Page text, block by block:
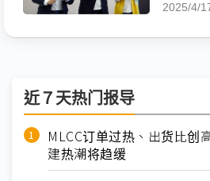
2025/4/
近７天热门报导
MLCC订单过热、出货比
建热潮将趋缓